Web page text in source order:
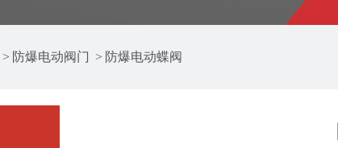
> 防爆电动阀门 > 防爆电动蝶阀